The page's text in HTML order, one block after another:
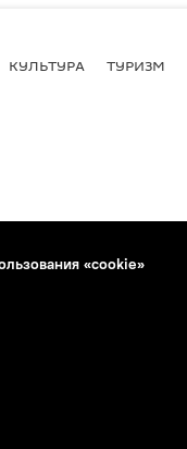
КУЛЬТУРА ТУРИЗМ
«cookie»